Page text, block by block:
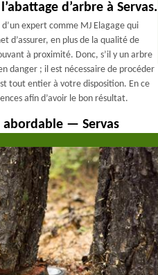
d’arbre à Servas.
expert comme MJ Elagage qui
d’assurer, en plus de la qualité de
à proximité. Donc, s’il y un arbre
danger ; il est nécessaire de procéder
tout entier à votre disposition. En ce
afin d’avoir le bon résultat.
abordable — Servas